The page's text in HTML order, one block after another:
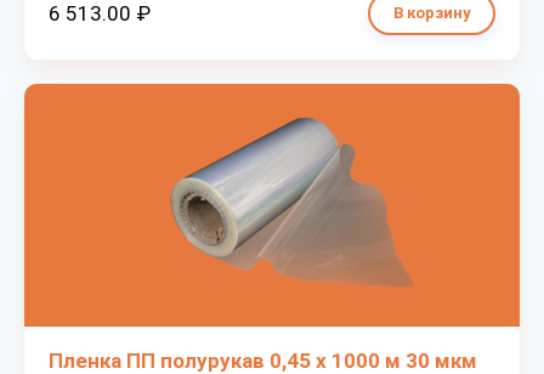
6 513.00 ₽ В корзину
Пленка ПП полурукав 0,45 х 1000 м 30 мкм